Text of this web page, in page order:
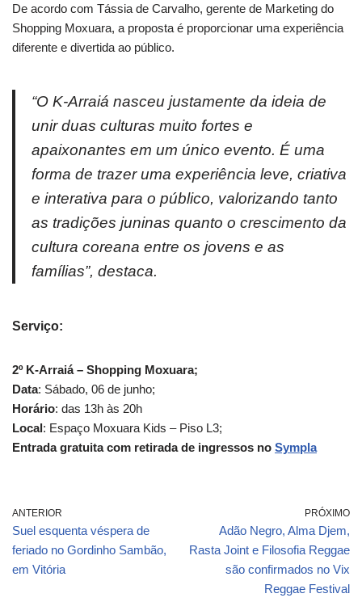
De acordo com Tássia de Carvalho, gerente de Marketing do
Shopping Moxuara, a proposta é proporcionar uma experiência
diferente e divertida ao público.
“O K-Arraiá nasceu justamente da ideia de
unir duas culturas muito fortes e
apaixonantes em um único evento. É uma
forma de trazer uma experiência leve, criativa
e interativa para o público, valorizando tanto
as tradições juninas quanto o crescimento da
cultura coreana entre os jovens e as
famílias”, destaca.
Serviço:
2º K-Arraiá – Shopping Moxuara;
Data: Sábado, 06 de junho;
Horário: das 13h às 20h
Local: Espaço Moxuara Kids – Piso L3;
Entrada gratuita com retirada de ingressos no Sympla
ANTERIOR
Suel esquenta véspera de
feriado no Gordinho Sambão,
em Vitória
PRÓXIMO
Adão Negro, Alma Djem,
Rasta Joint e Filosofia Reggae
são confirmados no Vix
Reggae Festival